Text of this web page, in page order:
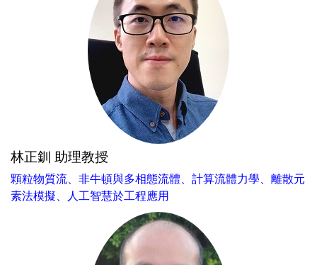
林正釧 助理教授
顆粒物質流、非牛頓與多相態流體、計算流體力學、離散元
素法模擬、人工智慧於工程應用